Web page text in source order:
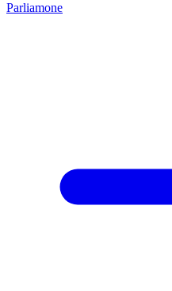
Parliamone